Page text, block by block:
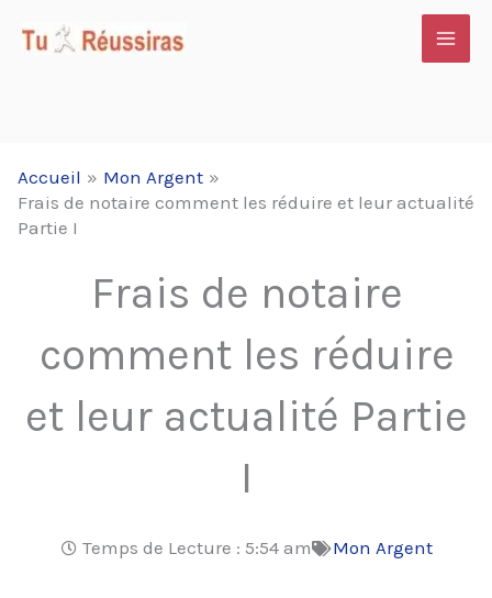
Accueil
Mon Argent
Frais de notaire comment les réduire et leur actualité
Partie I
Frais de notaire
comment les réduire
et leur actualité Partie
I
Temps de Lecture : 5:54 am Mon Argent